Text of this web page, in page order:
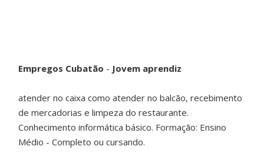
Empregos Cubatão - Jovem aprendiz
atender no caixa como atender no balcão, recebimento
de mercadorias e limpeza do restaurante.
Conhecimento informática básico. Formação: Ensino
Médio - Completo ou cursando.